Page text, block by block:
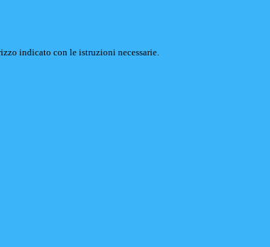
indicato con le istruzioni necessarie.